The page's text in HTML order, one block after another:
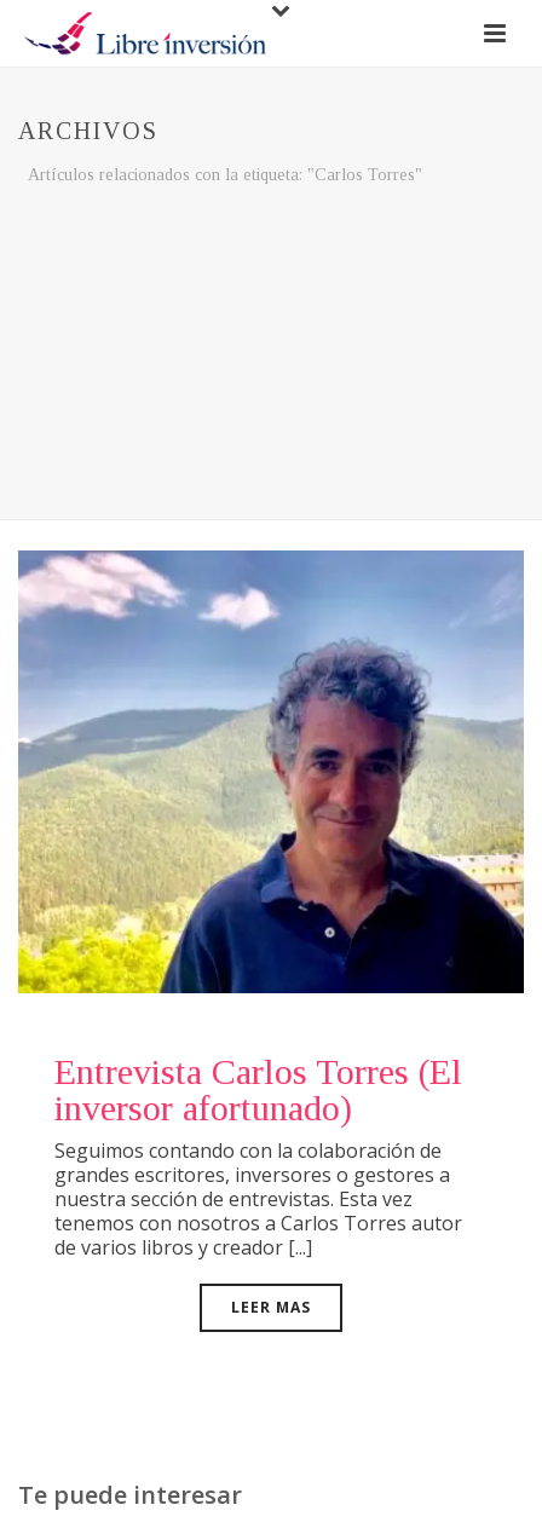
ARCHIVOS
Artículos relacionados con la etiqueta: "Carlos Torres"
Entrevista Carlos Torres (El
inversor afortunado)
Seguimos contando con la colaboración de
grandes escritores, inversores o gestores a
nuestra sección de entrevistas. Esta vez
tenemos con nosotros a Carlos Torres autor
de varios libros y creador [...]
LEER MAS
Te puede interesar